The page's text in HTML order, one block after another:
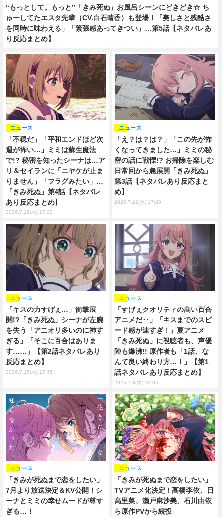
“もっとして。もっと”「きみ死ぬ」お風呂シーンにどきどき☆ ち
ゅーしてたエスタ先輩（CV.白石晴香）も登場！「美しさと残酷さ
を同時に味わえる」「緊張感あってきつい」…第5話【ネタバレあ
り反応まとめ】
「不穏だ」「平和エンドほど次
週が怖い…」ミミは蘇生魔法
で!? 秘密を知ったシーナは…ア
リ＆セイランに「ニヤケが止ま
りません」「フラグみたい」…
「きみ死ぬ」第4話【ネタバレ
あり反応まとめ】
ニュース
2026.7.29(水) 17:20
「え？は？は？」「この先が怖
くなってきました…」ミミの秘
密の話に戦慄!? お掃除を楽しむ
日常回から急展開「きみ死ぬ」
第3話【ネタバレあり反応まと
め】
ニュース
2026.7.22(水) 17:20
「キスの力すげぇ…」衝撃展
開!?「きみ死ぬ」シーナが左腕
を失う「アニオリ多いのに神す
ぎる」「そこに百合はありま
す……」【第2話ネタバレあり
反応まとめ】
ニュース
2026.7.15(水) 17:45
「すげぇクオリティの高い百合
アニメだ‥」「キスまでのスピ
ード感が速すぎ！」夏アニメ
「きみ死ぬ」に視聴者も、声優
陣も爆沸!! 原作者も「1話、な
んて良い終わり方…！」【第1
話ネタバレあり反応まとめ】
ニュース
2026.7.8(水) 18:05
「きみが死ぬまで恋をしたい」
7月より放送決定＆KV公開！シ
ーナとミミの幸せムードが尊す
ぎる…！
ニュース
「きみが死ぬまで恋をしたい」
TVアニメ化決定！高橋李依、日
高里菜、瀬戸麻沙美、石川由依
ら原作PVから続投
ニュース